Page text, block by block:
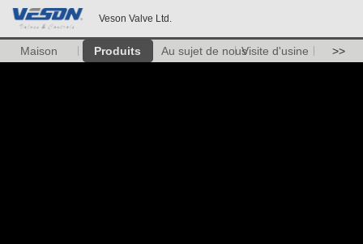
Veson Valve Ltd.
Maison Produits Au sujet de nousVisite d'usine >>